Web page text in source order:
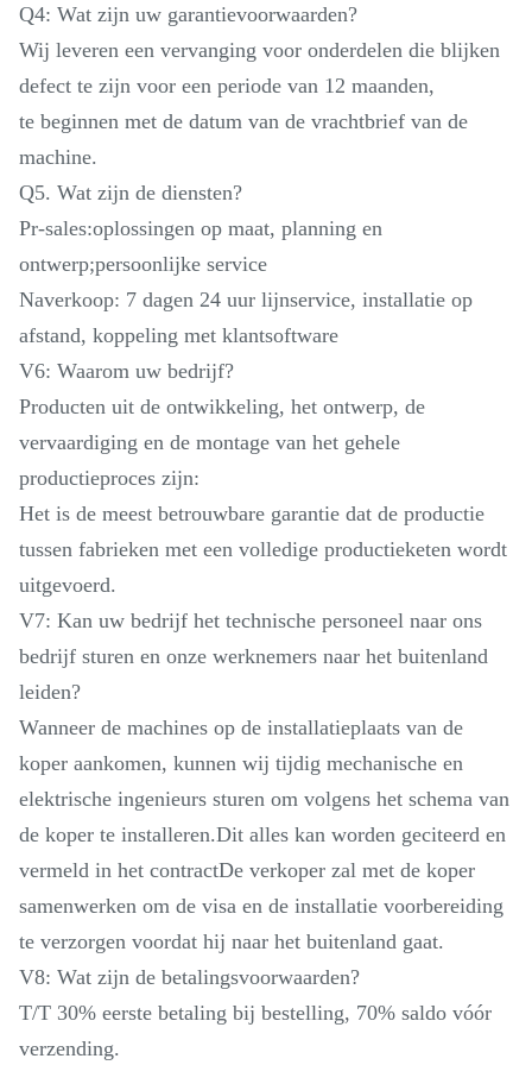
Q4: Wat zijn uw garantievoorwaarden?
Wij leveren een vervanging voor onderdelen die blijken
defect te zijn voor een periode van 12 maanden,
te beginnen met de datum van de vrachtbrief van de
machine.
Q5. Wat zijn de diensten?
Pr-sales:oplossingen op maat, planning en
ontwerp;persoonlijke service
Naverkoop: 7 dagen 24 uur lijnservice, installatie op
afstand, koppeling met klantsoftware
V6: Waarom uw bedrijf?
Producten uit de ontwikkeling, het ontwerp, de
vervaardiging en de montage van het gehele
productieproces zijn:
Het is de meest betrouwbare garantie dat de productie
tussen fabrieken met een volledige productieketen wordt
uitgevoerd.
V7: Kan uw bedrijf het technische personeel naar ons
bedrijf sturen en onze werknemers naar het buitenland
leiden?
Wanneer de machines op de installatieplaats van de
koper aankomen, kunnen wij tijdig mechanische en
elektrische ingenieurs sturen om volgens het schema van
de koper te installeren.Dit alles kan worden geciteerd en
vermeld in het contractDe verkoper zal met de koper
samenwerken om de visa en de installatie voorbereiding
te verzorgen voordat hij naar het buitenland gaat.
V8: Wat zijn de betalingsvoorwaarden?
T/T 30% eerste betaling bij bestelling, 70% saldo vóór
verzending.